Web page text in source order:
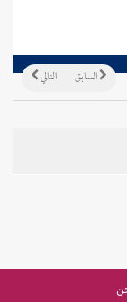
التالي السابق